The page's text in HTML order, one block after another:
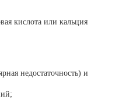
кислота или кальция
недостаточность) и